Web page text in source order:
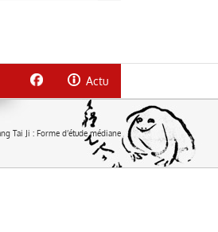
Actu
Tai Ji : Forme d’étude médiane